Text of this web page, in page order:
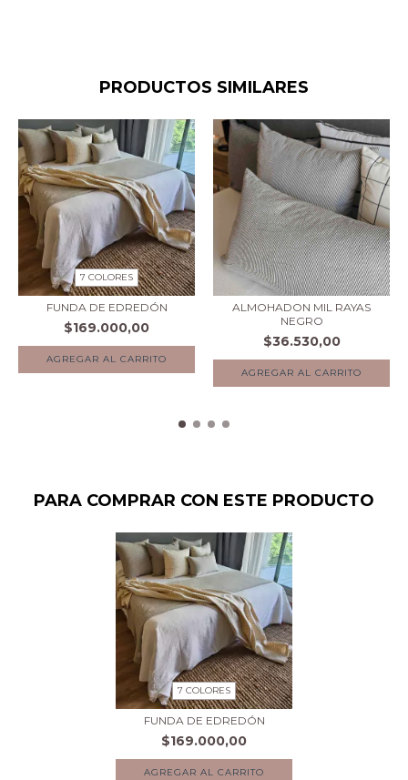
PRODUCTOS SIMILARES
7 COLORES
FUNDA DE EDREDÓN
$169.000,00
AGREGAR AL CARRITO
ALMOHADON MIL RAYAS
NEGRO
$36.530,00
AGREGAR AL CARRITO
PARA COMPRAR CON ESTE PRODUCTO
7 COLORES
FUNDA DE EDREDÓN
$169.000,00
AGREGAR AL CARRITO